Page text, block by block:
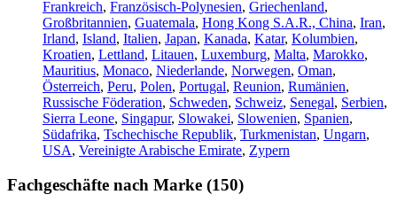
Frankreich, Französisch-Polynesien, Griechenland,
Großbritannien, Guatemala, Hong Kong S.A.R., China, Iran,
Irland, Island, Italien, Japan, Kanada, Katar, Kolumbien,
Kroatien, Lettland, Litauen, Luxemburg, Malta, Marokko,
Mauritius, Monaco, Niederlande, Norwegen, Oman,
Österreich, Peru, Polen, Portugal, Reunion, Rumänien,
Russische Föderation, Schweden, Schweiz, Senegal, Serbien,
Sierra Leone, Singapur, Slowakei, Slowenien, Spanien,
Südafrika, Tschechische Republik, Turkmenistan, Ungarn,
USA, Vereinigte Arabische Emirate, Zypern
Fachgeschäfte nach Marke (150)